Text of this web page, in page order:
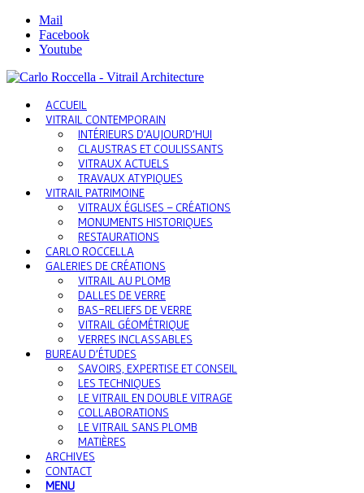
Mail
Facebook
Youtube
ACCUEIL
VITRAIL CONTEMPORAIN
INTÉRIEURS D’AUJOURD’HUI
CLAUSTRAS ET COULISSANTS
VITRAUX ACTUELS
TRAVAUX ATYPIQUES
VITRAIL PATRIMOINE
VITRAUX ÉGLISES – CRÉATIONS
MONUMENTS HISTORIQUES
RESTAURATIONS
CARLO ROCCELLA
GALERIES DE CRÉATIONS
VITRAIL AU PLOMB
DALLES DE VERRE
BAS-RELIEFS DE VERRE
VITRAIL GÉOMÉTRIQUE
VERRES INCLASSABLES
BUREAU D’ÉTUDES
SAVOIRS, EXPERTISE ET CONSEIL
LES TECHNIQUES
LE VITRAIL EN DOUBLE VITRAGE
COLLABORATIONS
LE VITRAIL SANS PLOMB
MATIÈRES
ARCHIVES
CONTACT
MENU